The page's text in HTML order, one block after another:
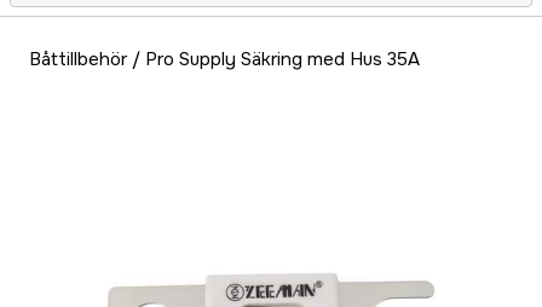
Båttillbehör/ Pro Supply Säkring med Hus 35A